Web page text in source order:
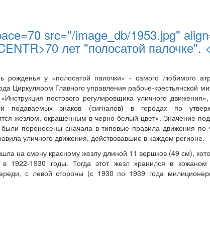
src="/image_db/1953.jpg"
лет "полосатой палочке".
рожденья у «полосатой палочки» - самого любимого
Циркуляром Главного управления рабоче-крестьянской
постового регулировщика уличного движения»,
подаваемых знаков (сигналов) в городах по
жезлом, окрашенным в черно-белый цвет». Значение
были перенесены сначала в типовые правила движения
уличного движения, действовавшие в каждом регионе.
на смену красному жезлу длиной 11 вершков (49 см),
в 1922-1930 годы. Тогда этот жезл хранился в
с левой стороны (с 1930 по 1939 года